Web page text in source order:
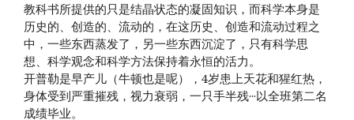
教科书所提供的只是结晶状态的凝固知识，而科学本身是
历史的、创造的、流动的，在这历史、创造和流动过程之
中，一些东西蒸发了，另一些东西沉淀了，只有科学思
想、科学观念和科学方法保持着永恒的活力。
开普勒是早产儿（牛顿也是呢），4岁患上天花和猩红热，
身体受到严重摧残，视力衰弱，一只手半残···以全班第二名
成绩毕业。